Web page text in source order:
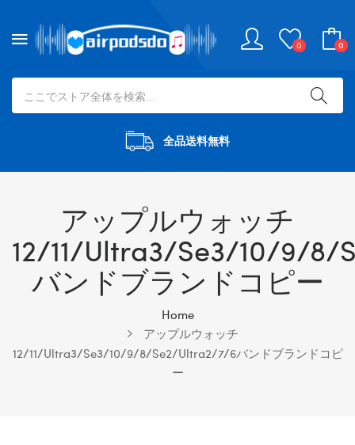
0 0
全品送料無料
アップルウォッチ
12/11/Ultra3/se3/10/9/
バンドブランドコピー
Home
アップルウォッチ
12/11/Ultra3/se3/10/9/8/se2/Ultra2/7/6バンドブランドコピ
ー